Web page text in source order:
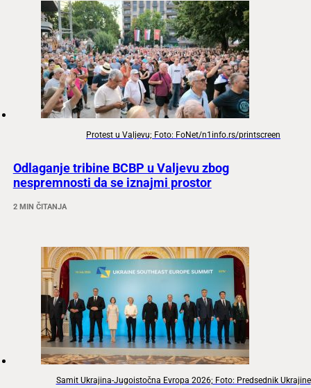
Protest u Valjevu; Foto: FoNet/n1info.rs/printscreen
Odlaganje tribine BCBP u Valjevu zbog
nespremnosti da se iznajmi prostor
2 MIN ČITANJA
Samit Ukrajina-Jugoistočna Evropa 2026; Foto: Predsednik Ukrajine